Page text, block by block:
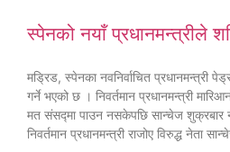
स्पेनको नयाँ प्रधानमन्त्रीले
मड्रिड, स्पेनका नवनिर्वाचित प्रधानमन्त्री
गर्ने भएको छ । निवर्तमान प्रधानमन्त्री
मत संसद्मा पाउन नसकेपछि सान्चेज शुक्रबार
निवर्तमान प्रधानमन्त्री राजोए विरुद्ध नेता